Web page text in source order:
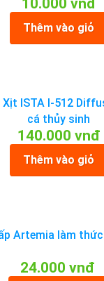
10.000 vnđ
Thêm vào giỏ
Xịt ISTA I-512
cá thủy sinh
140.000 vnđ
Thêm vào giỏ
Artemia làm
24.000 vnđ